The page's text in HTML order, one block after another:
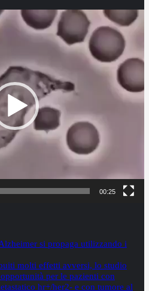
00:25
si propaga utilizzando i
molti effetti avversi, lo studio
per le pazienti con
hr+/her2- e con tumore al